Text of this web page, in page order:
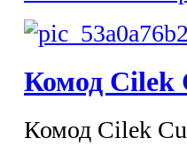
Комод Cilek
Комод Cilek